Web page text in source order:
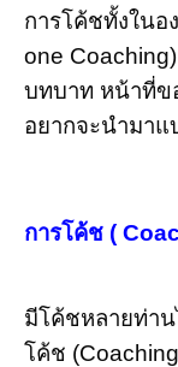
การโค้ชทั้งในอ
one
บทบาท หน้าที่ข
อยากจะนำมา
การโค้ช (
มีโค้ชหลายท่าน
โค้ช